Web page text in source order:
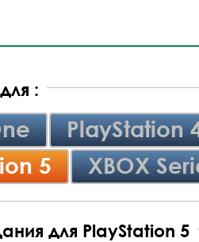
:
PlayStation
5
XBOX
для PlayStation 5